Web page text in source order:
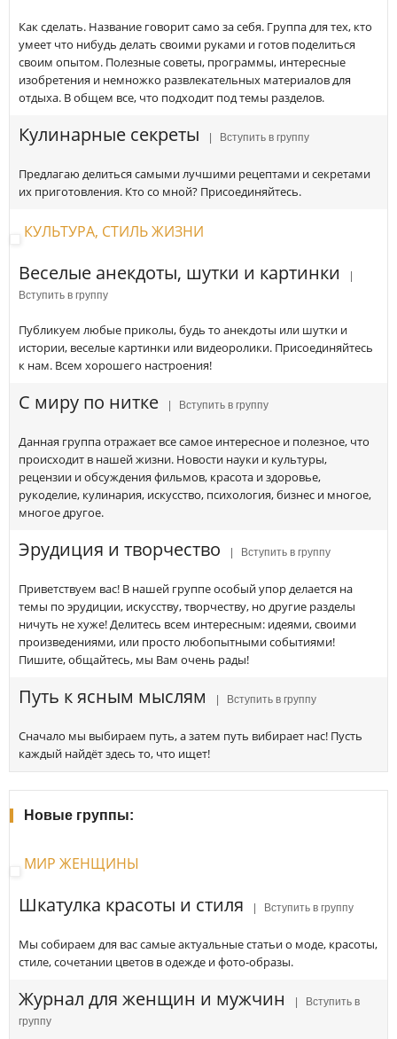
Как сделать. Название говорит само за себя. Группа для тех, кто
умеет что нибудь делать своими руками и готов поделиться
своим опытом. Полезные советы, программы, интересные
изобретения и немножко развлекательных материалов для
отдыха. В общем все, что подходит под темы разделов.
Кулинарные секреты | Вступить в группу
Предлагаю делиться самыми лучшими рецептами и секретами
их приготовления. Кто со мной? Присоединяйтесь.
КУЛЬТУРА, СТИЛЬ ЖИЗНИ
Веселые анекдоты, шутки и картинки
|
Вступить в группу
Публикуем любые приколы, будь то анекдоты или шутки и
истории, веселые картинки или видеоролики. Присоединяйтесь
к нам. Всем хорошего настроения!
С миру по нитке | Вступить в группу
Данная группа отражает все самое интересное и полезное, что
происходит в нашей жизни. Новости науки и культуры,
рецензии и обсуждения фильмов, красота и здоровье,
рукоделие, кулинария, искусство, психология, бизнес и многое,
многое другое.
Эрудиция и творчество | Вступить в группу
Приветствуем вас! В нашей группе особый упор делается на
темы по эрудиции, искусству, творчеству, но другие разделы
ничуть не хуже! Делитесь всем интересным: идеями, своими
произведениями, или просто любопытными событиями!
Пишите, общайтесь, мы Вам очень рады!
Путь к ясным мыслям | Вступить в группу
Сначало мы выбираем путь, а затем путь вибирает нас! Пусть
каждый найдёт здесь то, что ищет!
Новые группы:
МИР ЖЕНЩИНЫ
Шкатулка красоты и стиля | Вступить в группу
Мы собираем для вас самые актуальные статьи о моде, красоты,
стиле, сочетании цветов в одежде и фото-образы.
Журнал для женщин и мужчин
| Вступить в
группу